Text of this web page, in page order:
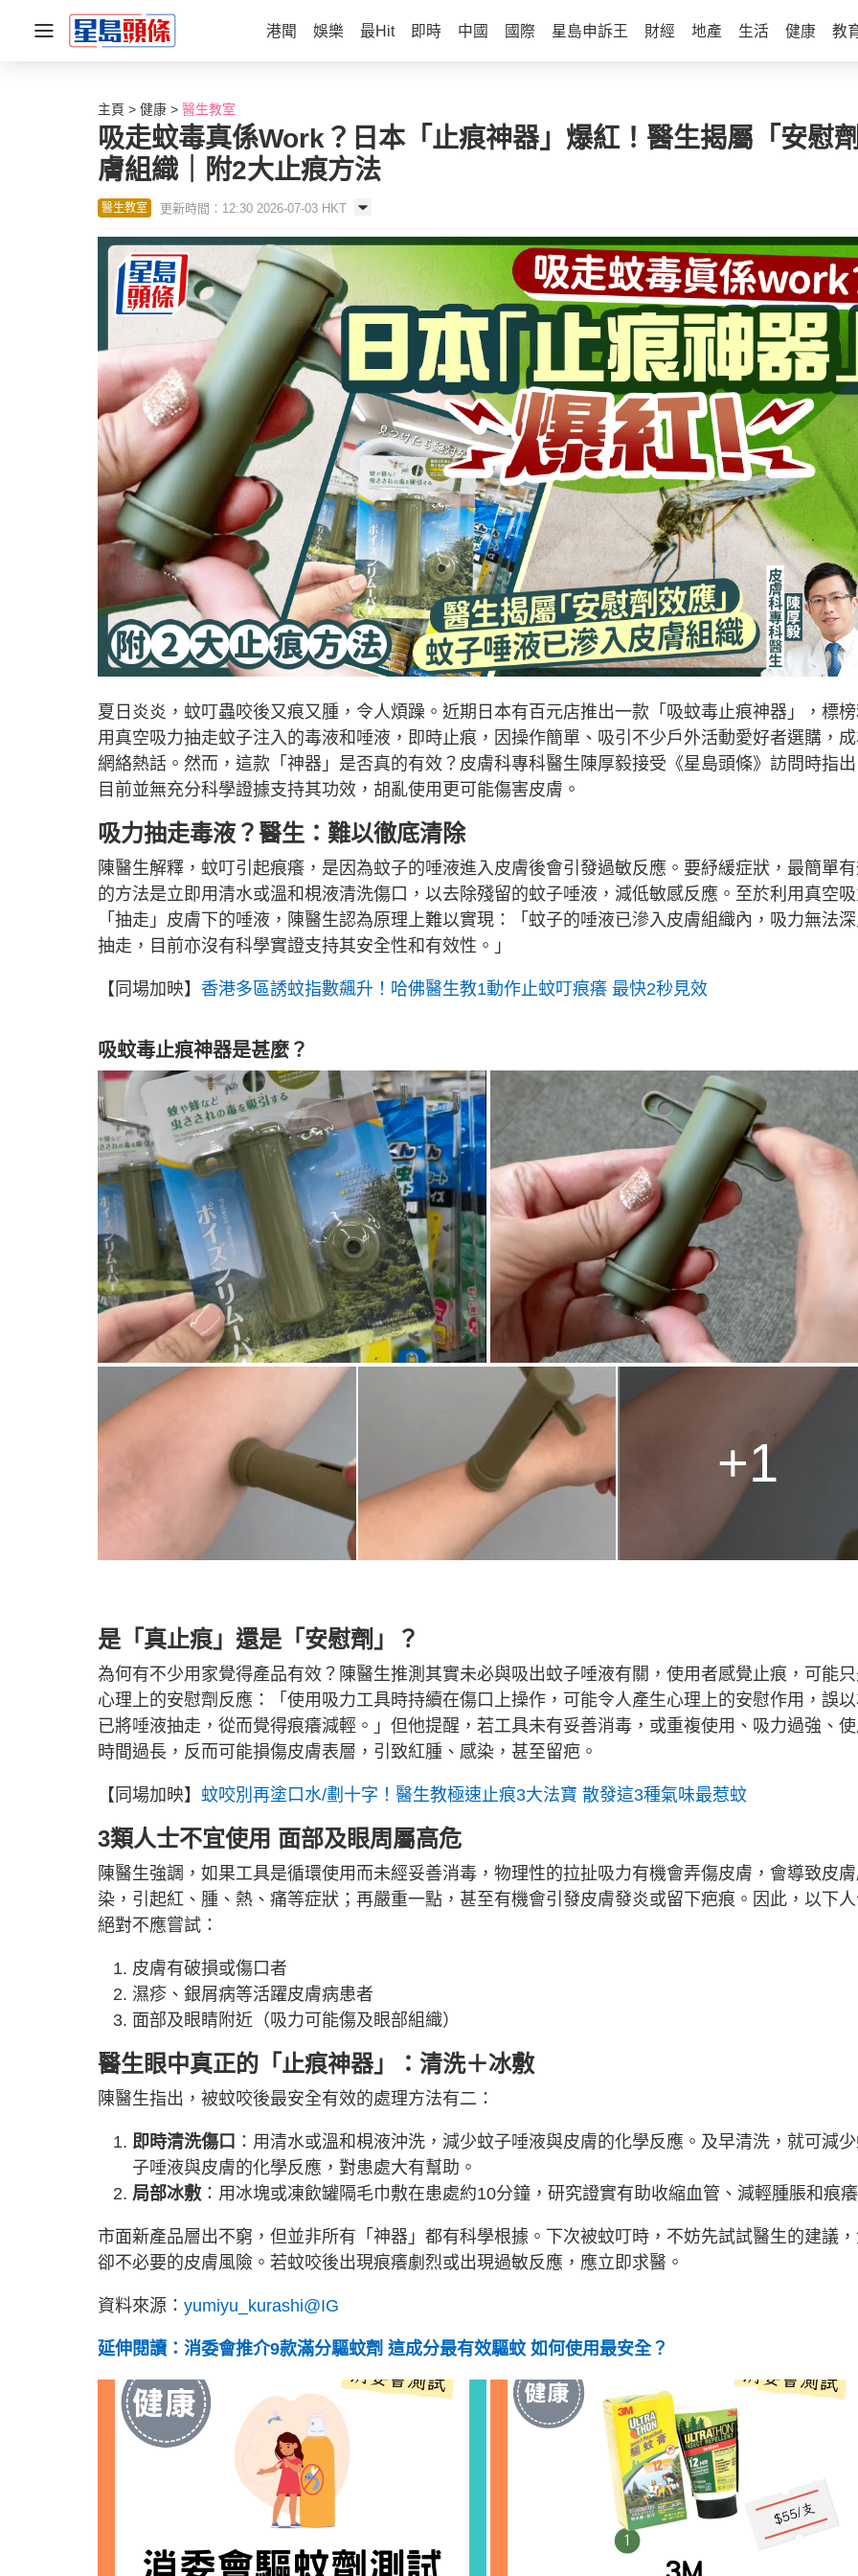
港聞 娛樂 最Hit 即時 中國 國際 星島申訴王 財經 地產 生活 健康 教
主頁 健康 醫生教室
吸走蚊毒真係Work？日本「止痕神器」爆紅！醫生揭屬「安慰
膚組織｜附2大止痕方法
醫生教室 更新時間：12:30 2026-07-03 HKT
夏日炎炎，蚊叮蟲咬後又痕又腫，令人煩躁。近期日本有百元店推出一款「吸蚊毒止痕神器」，標
用真空吸力抽走蚊子注入的毒液和唾液，即時止痕，因操作簡單、吸引不少戶外活動愛好者選購，
網絡熱話。然而，這款「神器」是否真的有效？皮膚科專科醫生陳厚毅接受《星島頭條》訪問時指
目前並無充分科學證據支持其功效，胡亂使用更可能傷害皮膚。
吸力抽走毒液？醫生：難以徹底清除
陳醫生解釋，蚊叮引起痕癢，是因為蚊子的唾液進入皮膚後會引發過敏反應。要紓緩症狀，最簡單
的方法是立即用清水或溫和梘液清洗傷口，以去除殘留的蚊子唾液，減低敏感反應。至於利用真空
「抽走」皮膚下的唾液，陳醫生認為原理上難以實現：「蚊子的唾液已滲入皮膚組織內，吸力無法
抽走，目前亦沒有科學實證支持其安全性和有效性。」
【同場加映】 香港多區誘蚊指數飆升！哈佛醫生教1動作止蚊叮痕癢 最快2秒見效
吸蚊毒止痕神器是甚麼？
+1
是「真止痕」還是「安慰劑」？
為何有不少用家覺得產品有效？陳醫生推測其實未必與吸出蚊子唾液有關，使用者感覺止痕，可能
心理上的安慰劑反應：「使用吸力工具時持續在傷口上操作，可能令人產生心理上的安慰作用，誤
已將唾液抽走，從而覺得痕癢減輕。」但他提醒，若工具未有妥善消毒，或重複使用、吸力過強、
時間過長，反而可能損傷皮膚表層，引致紅腫、感染，甚至留疤。
【同場加映】 蚊咬別再塗口水/劃十字！醫生教極速止痕3大法寶 散發這3種氣味最惹蚊
3類人士不宜使用 面部及眼周屬高危
陳醫生強調，如果工具是循環使用而未經妥善消毒，物理性的拉扯吸力有機會弄傷皮膚，會導致皮
染，引起紅、腫、熱、痛等症狀；再嚴重一點，甚至有機會引發皮膚發炎或留下疤痕。因此，以下
絕對不應嘗試：
皮膚有破損或傷口者
濕疹、銀屑病等活躍皮膚病患者
面部及眼睛附近（吸力可能傷及眼部組織）
醫生眼中真正的「止痕神器」：清洗＋冰敷
陳醫生指出，被蚊咬後最安全有效的處理方法有二：
即時清洗傷口 ：用清水或溫和梘液沖洗，減少蚊子唾液與皮膚的化學反應。及早清洗，就可減
子唾液與皮膚的化學反應，對患處大有幫助。
局部冰敷 ：用冰塊或凍飲罐隔毛巾敷在患處約10分鐘，研究證實有助收縮血管、減輕腫脹和痕
市面新產品層出不窮，但並非所有「神器」都有科學根據。下次被蚊叮時，不妨先試試醫生的建議
卻不必要的皮膚風險。若蚊咬後出現痕癢劇烈或出現過敏反應，應立即求醫。
資料來源： yumiyu_kurashi@IG
延伸閱讀：消委會推介9款滿分驅蚊劑 這成分最有效驅蚊 如何使用最安全？